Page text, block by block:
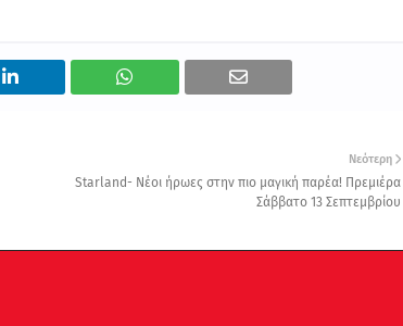
Νεότερη
Starland- Νέοι ήρωες στην πιο μαγική παρέα! Πρεμιέρα
Σάββατο 13 Σεπτεμβρίου